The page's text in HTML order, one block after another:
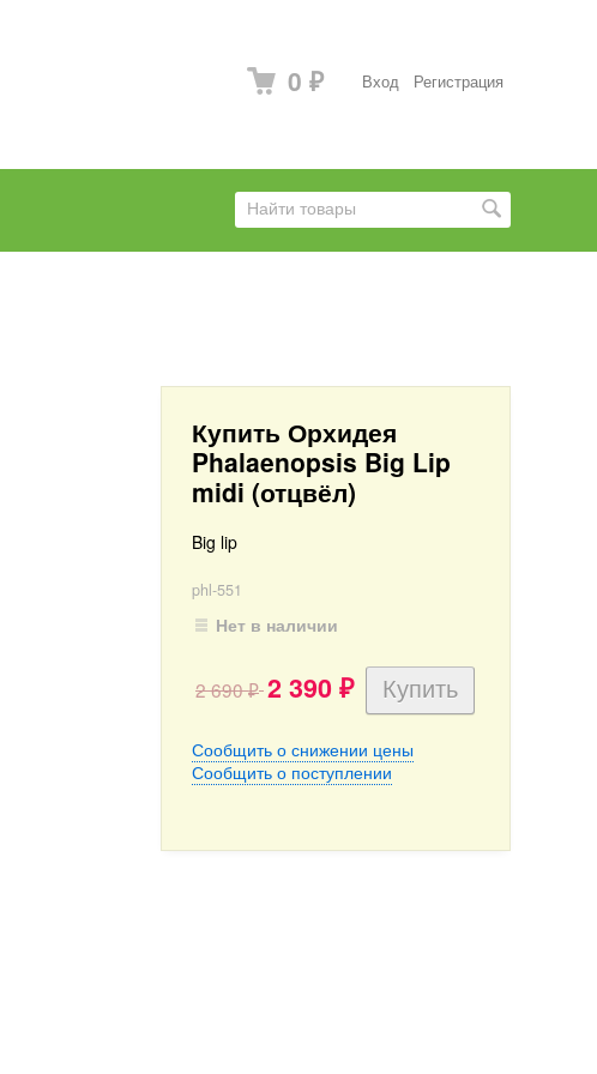
Вход Регистрация
0 ₽
Купить Орхидея
Phalaenopsis Big Lip
midi (отцвёл)
Big lip
phl-551
Нет в наличии
2 690₽ 2 390 ₽
Сообщить о снижении цены
Сообщить о поступлении